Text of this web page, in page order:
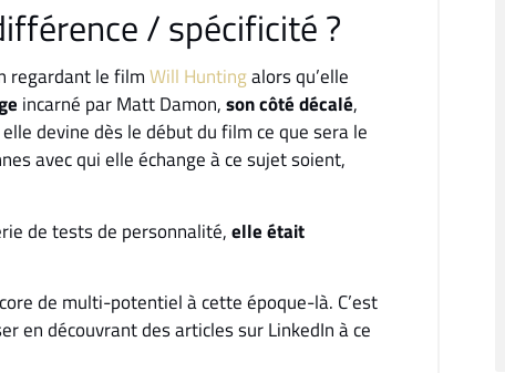
/ spécificité ?
regardant le filmWill Huntingalors qu’elle
incarné par Matt Damon,son côté décalé,
devine dès le début du film ce que sera le
avec qui elle échange à ce sujet soient,
de tests de personnalité,elle était
de multi-potentiel à cette époque-là. C’est
en découvrant des articles sur LinkedIn à ce